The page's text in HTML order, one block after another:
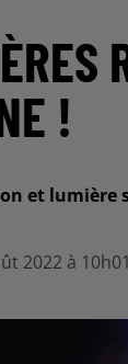
!
et lumière
2022 à